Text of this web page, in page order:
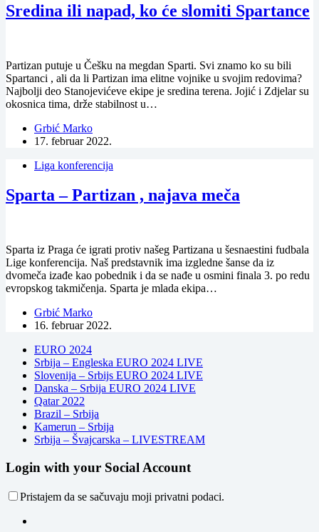
Sredina ili napad, ko će slomiti Spartance
Partizan putuje u Češku na megdan Sparti. Svi znamo ko su bili
Spartanci , ali da li Partizan ima elitne vojnike u svojim redovima?
Najbolji deo Stanojevićeve ekipe je sredina terena. Jojić i Zdjelar su
okosnica tima, drže stabilnost u…
Grbić Marko
17. februar 2022.
Liga konferencija
Sparta – Partizan , najava meča
Sparta iz Praga će igrati protiv našeg Partizana u šesnaestini fudbala
Lige konferencija. Naš predstavnik ima izgledne šanse da iz
dvomeča izađe kao pobednik i da se nađe u osmini finala 3. po redu
evropskog takmičenja. Sparta je mlada ekipa…
Grbić Marko
16. februar 2022.
EURO 2024
Srbija – Engleska EURO 2024 LIVE
Slovenija – Srbijs EURO 2024 LIVE
Danska – Srbija EURO 2024 LIVE
Qatar 2022
Brazil – Srbija
Kamerun – Srbija
Srbija – Švajcarska – LIVESTREAM
Login with your Social Account
Pristajem da se sačuvaju moji privatni podaci.